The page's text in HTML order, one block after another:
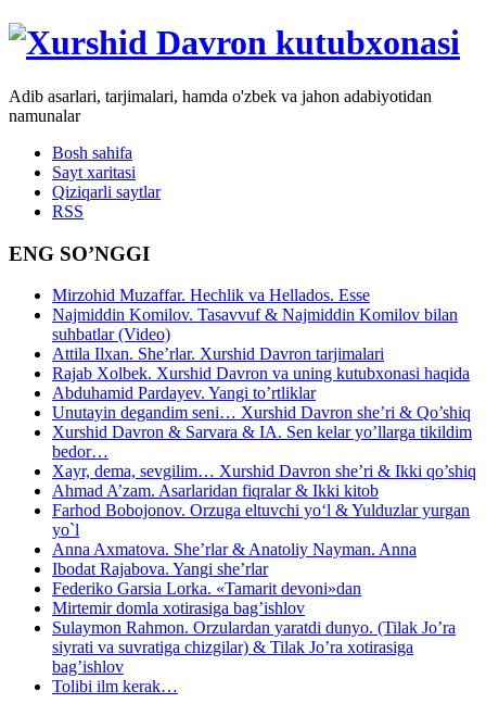
Adib asarlari, tarjimalari, hamda o'zbek va jahon adabiyotidan
namunalar
Bosh sahifa
Sayt xaritasi
Qiziqarli saytlar
RSS
ENG SO’NGGI
Mirzohid Muzaffar. Hechlik va Hellados. Esse
Najmiddin Komilov. Tasavvuf & Najmiddin Komilov bilan
suhbatlar (Video)
Attila Ilxan. She’rlar. Xurshid Davron tarjimalari
Rajab Xolbek. Xurshid Davron va uning kutubxonasi haqida
Abduhamid Pardayev. Yangi to’rtliklar
Unutayin degandim seni… Xurshid Davron she’ri & Qo’shiq
Xurshid Davron & Sarvara & IA. Sen kelar yo’llarga tikildim
bedor…
Xayr, dema, sevgilim… Xurshid Davron she’ri & Ikki qo’shiq
Ahmad A’zam. Asarlaridan fiqralar & Ikki kitob
Farhod Bobojonov. Orzuga eltuvchi yo‘l & Yulduzlar yurgan
yo`l
Anna Axmatova. She’rlar & Anatoliy Nayman. Anna
Ibodat Rajabova. Yangi she’rlar
Federiko Garsia Lorka. «Tamarit devoni»dan
Mirtemir domla xotirasiga bag’ishlov
Sulaymon Rahmon. Orzulardan yaratdi dunyo. (Tilak Jo’ra
siyrati va suvratiga chizgilar) & Tilak Jo’ra xotirasiga
bag’ishlov
Tolibi ilm kerak…